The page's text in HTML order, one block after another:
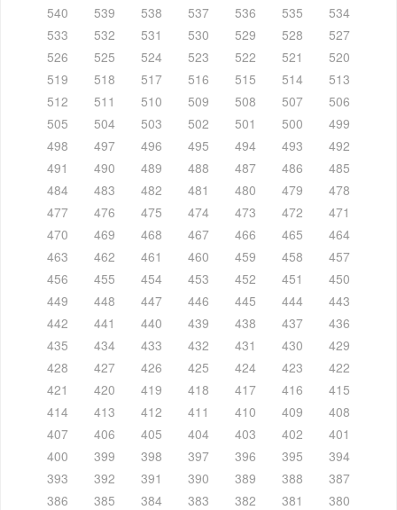
540
539 538 537 536 535
534
533
532 531 530 529 528
527
526
525 524 523 522 521
520
519
518 517 516 515 514
513
512
511 510 509 508 507
506
505
504 503 502 501 500
499
498
497 496 495 494 493
492
491
490 489 488 487 486
485
484
483 482 481 480 479
478
477
476 475 474 473 472
471
470
469 468 467 466 465
464
463
462 461 460 459 458
457
456
455 454 453 452 451
450
449
448 447 446 445 444
443
442
441 440 439 438 437
436
435
434 433 432 431 430
429
428
427 426 425 424 423
422
421
420 419 418 417 416
415
414
413 412 411 410 409
408
407
406 405 404 403 402
401
400
399 398 397 396 395
394
393
392 391 390 389 388
387
386
385 384 383 382 381
380